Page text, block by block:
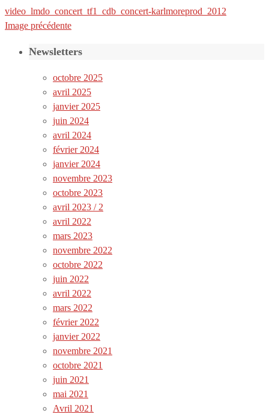
video_lmdo_concert_tf1_cdb_concert-karlmoreprod_2012
Image précédente
Newsletters
octobre 2025
avril 2025
janvier 2025
juin 2024
avril 2024
février 2024
janvier 2024
novembre 2023
octobre 2023
avril 2023 / 2
avril 2022
mars 2023
novembre 2022
octobre 2022
juin 2022
avril 2022
mars 2022
février 2022
janvier 2022
novembre 2021
octobre 2021
juin 2021
mai 2021
Avril 2021